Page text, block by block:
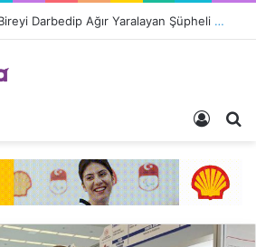
Ortopedik Engelli Bireyi Darbedip Ağır Yaralayan Şüpheli Tutuklandı
Giriş